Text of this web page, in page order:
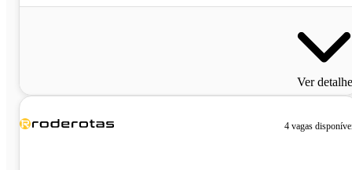
Ver
4 vagas